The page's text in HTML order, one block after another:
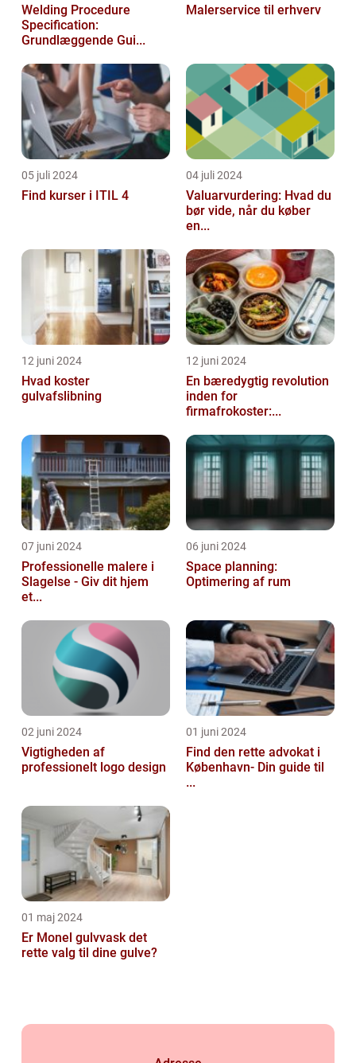
Welding Procedure
Specification:
Grundlæggende Gui...
Malerservice til erhverv
05 juli 2024
Find kurser i ITIL 4
04 juli 2024
Valuarvurdering: Hvad du
bør vide, når du køber
en...
12 juni 2024
Hvad koster
gulvafslibning
12 juni 2024
En bæredygtig revolution
inden for
firmafrokoster:...
07 juni 2024
Professionelle malere i
Slagelse - Giv dit hjem
et...
06 juni 2024
Space planning:
Optimering af rum
02 juni 2024
Vigtigheden af
professionelt logo design
01 juni 2024
Find den rette advokat i
København- Din guide til
...
01 maj 2024
Er Monel gulvvask det
rette valg til dine gulve?